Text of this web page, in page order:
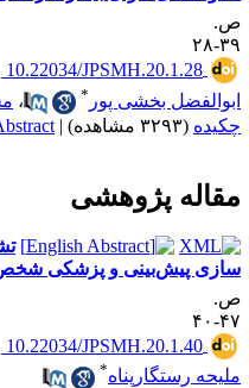
۲۸
‎ 10.22034/JPSMH.20.1.28
بخشی پور
،
(۳۲۹۳ مشاهده) |
Abstract |
پژوهشی
پیش‌بینی و پزشکی شخص
۴۰
‎ 10.22034/JPSMH.20.1.40
رستگارپناه*